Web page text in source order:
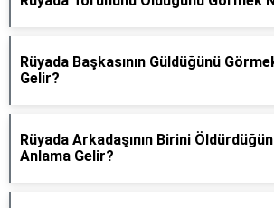
Rüyada Başkasının Güldüğünü
Gelir?
Rüyada Arkadaşının Birini
Anlama Gelir?